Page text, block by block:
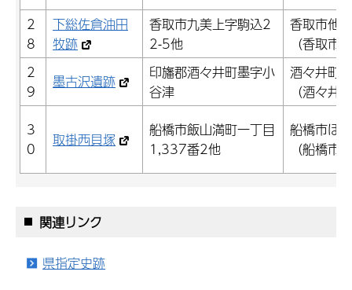
2
8
下総佐倉油田
牧跡
香取市九美上字駒込2
2-5他
香取市他
（香取市）
2
9
墨古沢遺跡
印旛郡酒々井町墨字小
谷津
酒々井町
（酒々井
3
0
取掛西貝塚
船橋市飯山満町一丁目
1,337番2他
船橋市ほか
（船橋市）
関連リンク
県指定史跡